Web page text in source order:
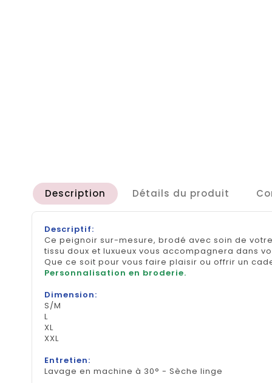
Description Détails du produit
Descriptif:
Ce peignoir sur-mesure, brodé avec soin de
tissu doux et luxueux vous accompagnera dans
Que ce soit pour vous faire plaisir ou offrir un
Personnalisation en broderie.
Dimension:
S/M
L
XL
XXL
Entretien:
Lavage en machine à 30° - Sèche linge